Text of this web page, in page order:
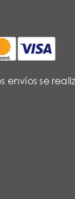
envíos se